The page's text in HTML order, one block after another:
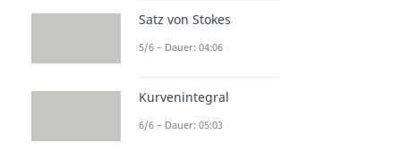
Satz von Stokes
5/6 – Dauer: 04:06
Kurvenintegral
6/6 – Dauer: 05:03